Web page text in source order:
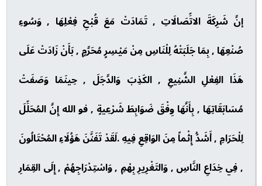
إنَّ شَرِكَةَ الاتِّصَالَاتِ , تَمَادَتْ مَعَ قُبْحِ فِعْلِهَا , وَسُوءِ
صُنْعِهَا , بِمَا جَلَبَتْهُ لِلْنَاسِ مِنْ مَيْسِرٍ مُحَرَّمٍ , بَأَنْ زَادَتْ عَلَى
هَذَا الفِعْلِ الشَّنِيعِ , الكَذِبَ وَالدَّجَلَ , حِينَمَا وَصَفَتْ
مُسَابَقَاتِهَا , بِأَنَّهَا وِفْقَ ضَوَابِطَ شَرْعِيةٍ , فو الله إِنَّ المُحَلِّلَ
لِلْحَرَامِ , أَشَدُّ إِثْماً مِنَ الوَاقِعِ فِيهِ .لَقَدْ تَفَنَّنَ هَؤُلَاءِ المُحْتَالُونَ
, فِي خِدَاعِ النَّاسِ , وَالتَغْرِيرِ بِهْمِ , وَاسْتِدْرَاجِهُمْ , إِلَى القِمَارِ